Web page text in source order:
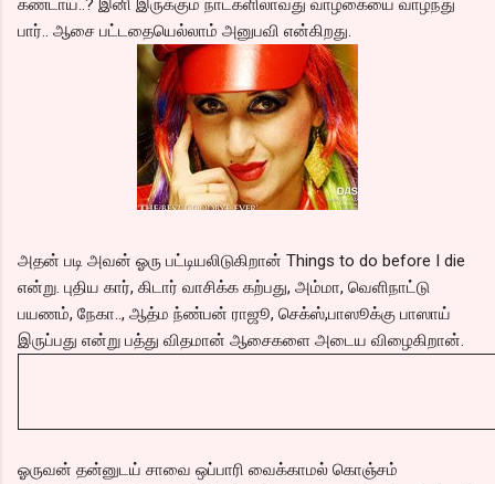
பார்.. ஆசை பட்டதையெல்லாம் அனுபவி என்கிறது.
அதன் படி அவன் ஓரு பட்டியலிடுகிறான் Things to do before I die
என்று. புதிய கார், கிடார் வாசிக்க கற்பது, அம்மா, வெளிநாட்டு
பயணம், நேகா.., ஆத்ம ந்ண்பன் ராஜூ, செக்ஸ்,பாஸூக்கு பாஸாய்
இருப்பது என்று பத்து விதமான் ஆசைகளை அடைய விழைகிறான்.
ஓருவன் தன்னுடய் சாவை ஒப்பாரி வைக்காமல் கொஞ்சம்